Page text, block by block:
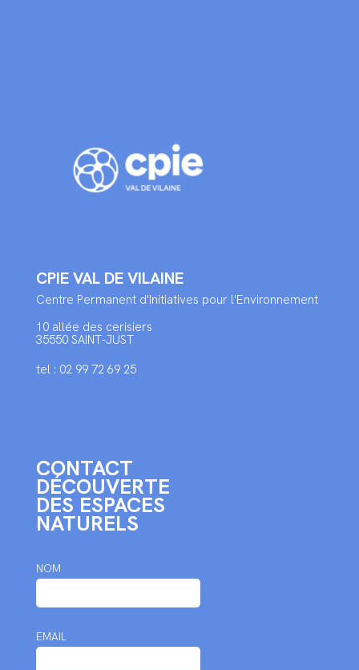
CPIE VAL DE VILAINE
Centre Permanent d'Initiatives pour l'Environnement
10 allée des cerisiers
35550 SAINT-JUST
tel : 02 99 72 69 25
CONTACT
DÉCOUVERTE
DES ESPACES
NATURELS
NOM
EMAIL